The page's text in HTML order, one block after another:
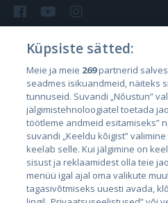
Страны
Эстония
Латвия
Литва
Küpsiste sätted:
Meie ja meie 269partnerid
seadmes isikuandmeid, näiteks
tunnuseid. Suvandi „Nõustun”
jälgimistehnoloogiatel toetada
töötleme andmeid esitamiseks”
suvandi „Keeldu kõigist”
keelab selle. Kui jälgimine on
sisust ja reklaamidest olla teie
menüü igal ajal oma valikute
tagasivõtmiseks uuesti avada,